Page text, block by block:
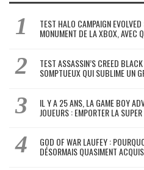
TEST HALO CAMPAIGN
MONUMENT DE LA XBOX, AVEC
TEST ASSASSIN’S CREED
SOMPTUEUX QUI SUBLIME UN
IL Y A 25 ANS, LA GAME BOY
JOUEURS : EMPORTER LA
GOD OF WAR LAUFEY :
DÉSORMAIS QUASIMENT